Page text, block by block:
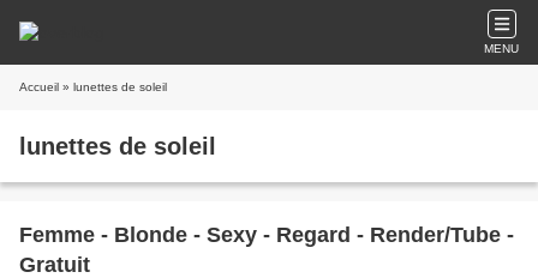
MENU
Accueil » lunettes de soleil
lunettes de soleil
Femme - Blonde - Sexy - Regard - Render/Tube -
Gratuit